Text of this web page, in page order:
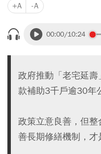
+A -A
00:00/10:24
政府推動「老宅延
款補助3千戶逾30年
政策立意良善，但
善長期修繕機制，才